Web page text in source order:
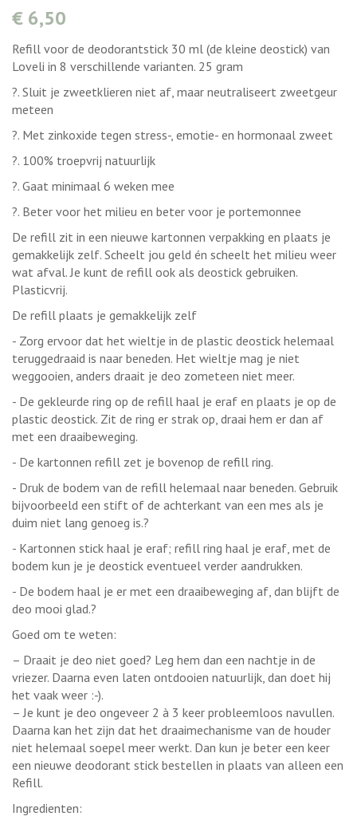
€ 6,50
Refill voor de deodorantstick 30 ml (de kleine deostick) van
Loveli in 8 verschillende varianten. 25 gram
?. Sluit je zweetklieren niet af, maar neutraliseert zweetgeur
meteen
?. Met zinkoxide tegen stress-, emotie- en hormonaal zweet
?. 100% troepvrij natuurlijk
?. Gaat minimaal 6 weken mee
?. Beter voor het milieu en beter voor je portemonnee
De refill zit in een nieuwe kartonnen verpakking en plaats je
gemakkelijk zelf. Scheelt jou geld én scheelt het milieu weer
wat afval. Je kunt de refill ook als deostick gebruiken.
Plasticvrij.
De refill plaats je gemakkelijk zelf
- Zorg ervoor dat het wieltje in de plastic deostick helemaal
teruggedraaid is naar beneden. Het wieltje mag je niet
weggooien, anders draait je deo zometeen niet meer.
- De gekleurde ring op de refill haal je eraf en plaats je op de
plastic deostick. Zit de ring er strak op, draai hem er dan af
met een draaibeweging.
- De kartonnen refill zet je bovenop de refill ring.
- Druk de bodem van de refill helemaal naar beneden. Gebruik
bijvoorbeeld een stift of de achterkant van een mes als je
duim niet lang genoeg is.?
- Kartonnen stick haal je eraf; refill ring haal je eraf, met de
bodem kun je je deostick eventueel verder aandrukken.
- De bodem haal je er met een draaibeweging af, dan blijft de
deo mooi glad.?
Goed om te weten:
– Draait je deo niet goed? Leg hem dan een nachtje in de
vriezer. Daarna even laten ontdooien natuurlijk, dan doet hij
het vaak weer :-).
– Je kunt je deo ongeveer 2 à 3 keer probleemloos navullen.
Daarna kan het zijn dat het draaimechanisme van de houder
niet helemaal soepel meer werkt. Dan kun je beter een keer
een nieuwe deodorant stick bestellen in plaats van alleen een
Refill.
Ingredienten: